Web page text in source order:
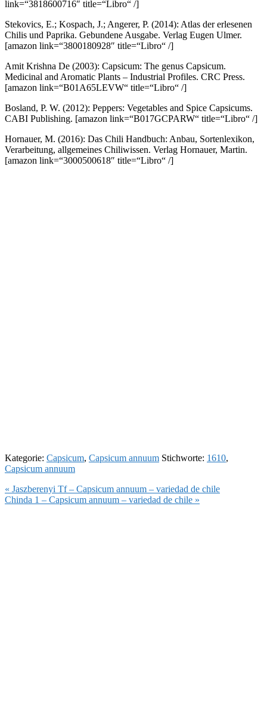
link=“3818600716″ title=“Libro“ /]
Stekovics, E.; Kospach, J.; Angerer, P. (2014): Atlas der erlesenen
Chilis und Paprika. Gebundene Ausgabe. Verlag Eugen Ulmer.
[amazon link=“3800180928″ title=“Libro“ /]
Amit Krishna De (2003): Capsicum: The genus Capsicum.
Medicinal and Aromatic Plants – Industrial Profiles. CRC Press.
[amazon link=“B01A65LEVW“ title=“Libro“ /]
Bosland, P. W. (2012): Peppers: Vegetables and Spice Capsicums.
CABI Publishing. [amazon link=“B017GCPARW“ title=“Libro“ /]
Hornauer, M. (2016): Das Chili Handbuch: Anbau, Sortenlexikon,
Verarbeitung, allgemeines Chiliwissen. Verlag Hornauer, Martin.
[amazon link=“3000500618″ title=“Libro“ /]
Kategorie: Capsicum, Capsicum annuum Stichworte: 1610,
Capsicum annuum
Vorheriger
Beitrag:
« Jaszberenyi Tf – Capsicum annuum – variedad de chile
Nächster
Chinda 1 – Capsicum annuum – variedad de chile »